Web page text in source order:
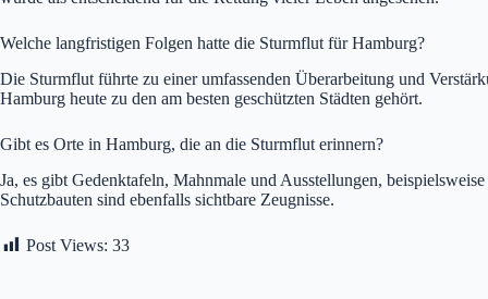
Welche langfristigen Folgen hatte die Sturmflut für Hamburg?
Die Sturmflut führte zu einer umfassenden Überarbeitung und
Hamburg heute zu den am besten geschützten Städten gehört.
Gibt es Orte in Hamburg, die an die Sturmflut erinnern?
Ja, es gibt Gedenktafeln, Mahnmale und Ausstellungen,
Schutzbauten sind ebenfalls sichtbare Zeugnisse.
Post Views: 33